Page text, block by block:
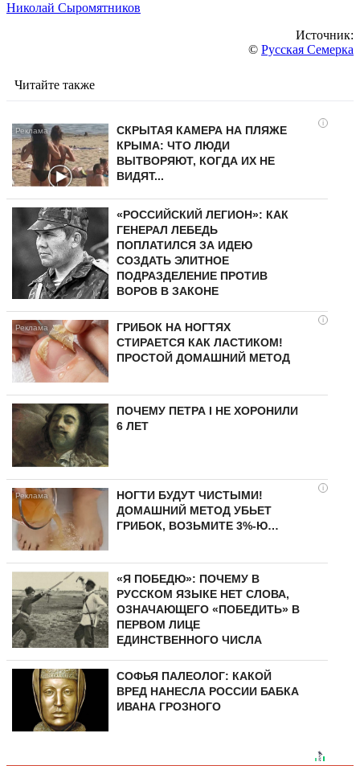
Николай Сыромятников
Источник:
© Русская Семерка
Читайте также
i
СКРЫТАЯ КАМЕРА НА ПЛЯЖЕ
КРЫМА: ЧТО ЛЮДИ
ВЫТВОРЯЮТ, КОГДА ИХ НЕ
ВИДЯТ...
«РОССИЙСКИЙ ЛЕГИОН»: КАК
ГЕНЕРАЛ ЛЕБЕДЬ
ПОПЛАТИЛСЯ ЗА ИДЕЮ
СОЗДАТЬ ЭЛИТНОЕ
ПОДРАЗДЕЛЕНИЕ ПРОТИВ
ВОРОВ В ЗАКОНЕ
i
ГРИБОК НА НОГТЯХ
СТИРАЕТСЯ КАК ЛАСТИКОМ!
ПРОСТОЙ ДОМАШНИЙ МЕТОД
ПОЧЕМУ ПЕТРА I НЕ ХОРОНИЛИ
6 ЛЕТ
i
НОГТИ БУДУТ ЧИСТЫМИ!
ДОМАШНИЙ МЕТОД УБЬЕТ
ГРИБОК, ВОЗЬМИТЕ 3%-Ю…
«Я ПОБЕДЮ»: ПОЧЕМУ В
РУССКОМ ЯЗЫКЕ НЕТ СЛОВА,
ОЗНАЧАЮЩЕГО «ПОБЕДИТЬ» В
ПЕРВОМ ЛИЦЕ
ЕДИНСТВЕННОГО ЧИСЛА
СОФЬЯ ПАЛЕОЛОГ: КАКОЙ
ВРЕД НАНЕСЛА РОССИИ БАБКА
ИВАНА ГРОЗНОГО